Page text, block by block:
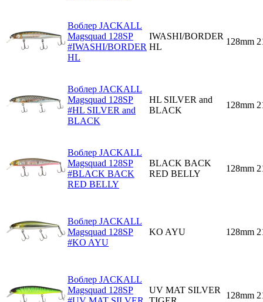
Воблер JACKALL
Magsquad 128SP
#IWASHI/BORDER
HL
IWASHI/BORDER
HL
128mm
Воблер JACKALL
Magsquad 128SP
#HL SILVER and
BLACK
HL SILVER and
BLACK
128mm
Воблер JACKALL
Magsquad 128SP
#BLACK BACK
RED BELLY
BLACK BACK
RED BELLY
128mm
Воблер JACKALL
Magsquad 128SP
#KO AYU
KO AYU 128mm
Воблер JACKALL
Magsquad 128SP
UV MAT SILVER
128mm